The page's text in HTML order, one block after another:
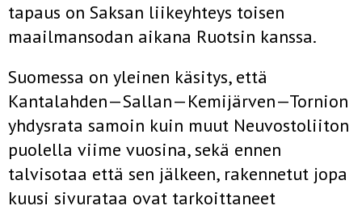
tapaus on Saksan liikeyhteys toisen
maailmansodan aikana Ruotsin kanssa.
Suomessa on yleinen käsitys, että
Kantalahden—Sallan—Kemijär­ven—Tornion
yhdysrata samoin kuin muut Neuvostoliiton
puolella viime vuosina, sekä ennen
talvisotaa että sen jälkeen, rakennetut jopa
kuusi sivurataa ovat tarkoittaneet